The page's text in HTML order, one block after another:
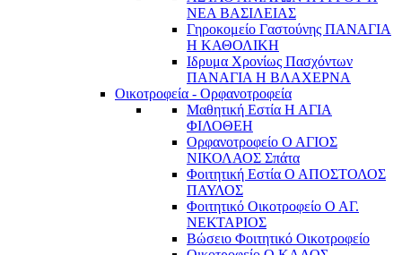
ΝΕΑ ΒΑΣΙΛΕΙΑΣ
Γηροκομείο Γαστούνης ΠΑΝΑΓΙΑ
Η ΚΑΘΟΛΙΚΗ
Ιδρυμα Χρονίως Πασχόντων
ΠΑΝΑΓΙΑ Η ΒΛΑΧΕΡΝΑ
Οικοτροφεία - Ορφανοτροφεία
Μαθητική Εστία Η ΑΓΙΑ
ΦΙΛΟΘΕΗ
Ορφανοτροφείο Ο ΑΓΙΟΣ
ΝΙΚΟΛΑΟΣ Σπάτα
Φοιτητική Εστία Ο ΑΠΟΣΤΟΛΟΣ
ΠΑΥΛΟΣ
Φοιτητικό Οικοτροφείο Ο ΑΓ.
ΝΕΚΤΑΡΙΟΣ
Βώσειο Φοιτητικό Οικοτροφείο